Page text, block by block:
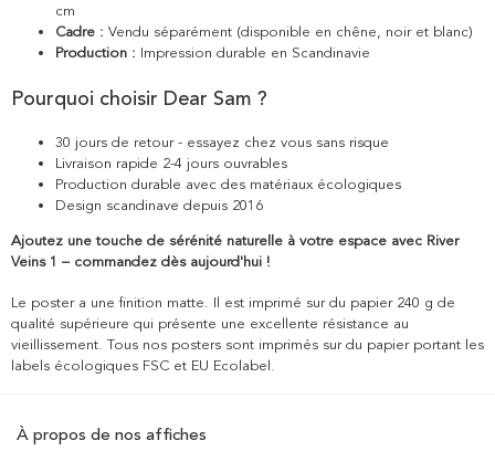
cm
Cadre : Vendu séparément (disponible en chêne, noir et blanc)
Production : Impression durable en Scandinavie
Pourquoi choisir Dear Sam ?
30 jours de retour - essayez chez vous sans risque
Livraison rapide 2-4 jours ouvrables
Production durable avec des matériaux écologiques
Design scandinave depuis 2016
Ajoutez une touche de sérénité naturelle à votre espace avec River
Veins 1 – commandez dès aujourd'hui !
Le poster a une finition matte. Il est imprimé sur du papier 240 g de
qualité supérieure qui présente une excellente résistance au
vieillissement. Tous nos posters sont imprimés sur du papier portant les
labels écologiques FSC et EU Ecolabel.
À propos de nos affiches